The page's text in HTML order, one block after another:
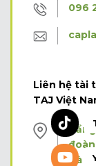
096
Liên hệ tài
TAJ Việt
Hà